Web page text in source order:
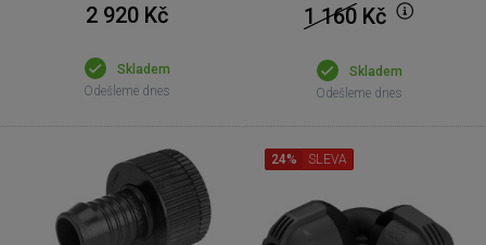
2 920 Kč
Skladem
Odešleme dnes
1 160 Kč
Skladem
Odešleme dnes
24% SLEVA